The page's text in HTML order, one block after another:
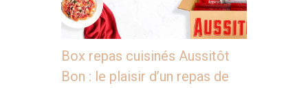
Box repas cuisinés Aussitôt
Bon : le plaisir d’un repas de